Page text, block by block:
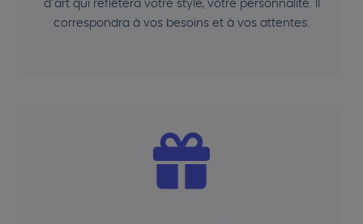
d"art qui reflétera votre style, votre personnalité. Il
correspondra à vos besoins et à vos attentes.